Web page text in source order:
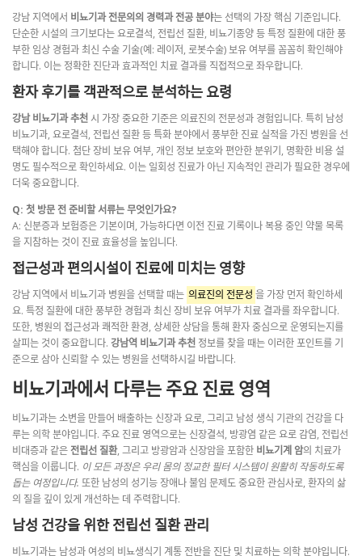
강남 지역에서 비뇨기과 전문의의 경력과 전공 분야는 선택의 가장 핵심 기준입니다.
단순한 시설의 크기보다는 요로결석, 전립선 질환, 비뇨기종양 등 특정 질환에 대한 풍
부한 임상 경험과 최신 수술 기술(예: 레이저, 로봇수술) 보유 여부를 꼼꼼히 확인해야
합니다. 이는 정확한 진단과 효과적인 치료 결과를 직접적으로 좌우합니다.
환자 후기를 객관적으로 분석하는 요령
강남 비뇨기과 추천 시 가장 중요한 기준은 의료진의 전문성과 경험입니다. 특히 남성
비뇨기과, 요로결석, 전립선 질환 등 특화 분야에서 풍부한 진료 실적을 가진 병원을 선
택해야 합니다. 첨단 장비 보유 여부, 개인 정보 보호와 편안한 분위기, 명확한 비용 설
명도 필수적으로 확인하세요. 이는 일회성 진료가 아닌 지속적인 관리가 필요한 경우에
더욱 중요합니다.
Q: 첫 방문 전 준비할 서류는 무엇인가요?
A: 신분증과 보험증은 기본이며, 가능하다면 이전 진료 기록이나 복용 중인 약물 목록
을 지참하는 것이 진료 효율성을 높입니다.
접근성과 편의시설이 진료에 미치는 영향
강남 지역에서 비뇨기과 병원을 선택할 때는 의료진의 전문성 을 가장 먼저 확인하세
요. 특정 질환에 대한 풍부한 경험과 최신 장비 보유 여부가 치료 결과를 좌우합니다.
또한, 병원의 접근성과 쾌적한 환경, 상세한 상담을 통해 환자 중심으로 운영되는지를
살피는 것이 중요합니다. 강남역 비뇨기과 추천 정보를 찾을 때는 이러한 포인트를 기
준으로 삼아 신뢰할 수 있는 병원을 선택하시길 바랍니다.
비뇨기과에서 다루는 주요 진료 영역
비뇨기과는 소변을 만들어 배출하는 신장과 요로, 그리고 남성 생식 기관의 건강을 다
루는 의학 분야입니다. 주요 진료 영역으로는 신장결석, 방광염 같은 요로 감염, 전립선
비대증과 같은 전립선 질환, 그리고 방광암과 신장암을 포함한 비뇨기계 암의 치료가
핵심을 이룹니다. 이 모든 과정은 우리 몸의 정교한 필터 시스템이 원활히 작동하도록
돕는 여정입니다. 또한 남성의 성기능 장애나 불임 문제도 중요한 관심사로, 환자의 삶
의 질을 깊이 있게 개선하는 데 주력합니다.
남성 건강을 위한 전립선 질환 관리
비뇨기과는 남성과 여성의 비뇨생식기 계통 전반을 진단 및 치료하는 의학 분야입니다.